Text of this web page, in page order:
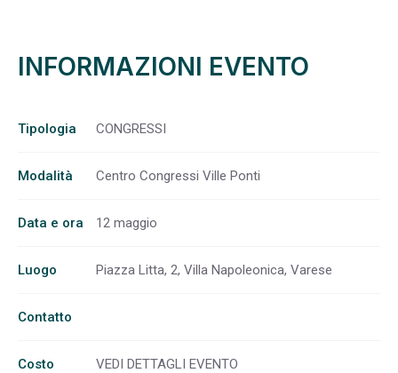
INFORMAZIONI EVENTO
Tipologia CONGRESSI
Modalità Centro Congressi Ville Ponti
Data e ora 12 maggio
Luogo Piazza Litta, 2, Villa Napoleonica, Varese
Contatto
Costo VEDI DETTAGLI EVENTO